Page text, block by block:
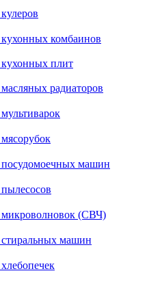
кухонных комбаинов
кухонных плит
радиаторов
посудомоечных машин
микроволновок (СВЧ)
стиральных машин